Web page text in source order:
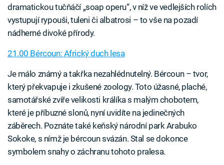
dramatickou tučňáčí „soap operu“, v níž ve vedlejších rolích
vystupují rypouši, tuleni či albatrosi – to vše na pozadí
nádherné divoké přírody.
21.00 Bércoun: Africký duch lesa
Je málo známý a takřka nezahlédnutelný. Bércoun – tvor,
který překvapuje i zkušené zoology. Toto úžasné, plaché,
samotářské zvíře velikosti králíka s malým chobotem,
které je příbuzné slonů, nyní uvidíte na jedinečných
záběrech. Poznáte také keňský národní park Arabuko
Sokoke, s nímž je bércoun svázán. Stal se dokonce
symbolem snahy o záchranu tohoto pralesa.